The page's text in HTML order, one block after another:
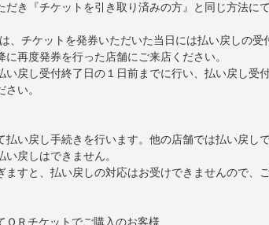
だき『チケットを引き取り済みの方』と同じ方法に
、チケットを発券いただいた当日には払い戻しの
に再度発券を行った店舗にご来店ください。
戻し受付終了日の１日前までに行い、払い戻し受
い。
払い戻し手続きを行います。他の店舗では払い戻しで
い戻しはできません。
ますと、払い戻しの対応はお受けできませんので、ご
ＱＲチケットでご購入のお客様